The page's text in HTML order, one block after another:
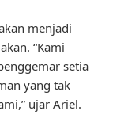
menjadi
“Kami
setia
yang tak
ujar Ariel.